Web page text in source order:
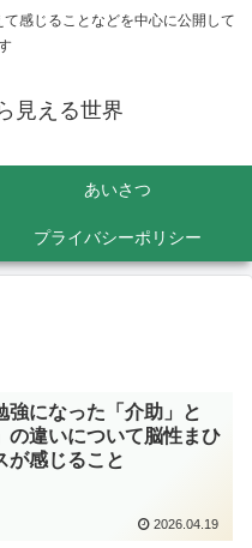
感じることなどを中心に公開して
見える世界
あいさつ
プライバシーポリシー
強になった「介助」と
の違いについて脳性まひ
が感じること
2026.04.19